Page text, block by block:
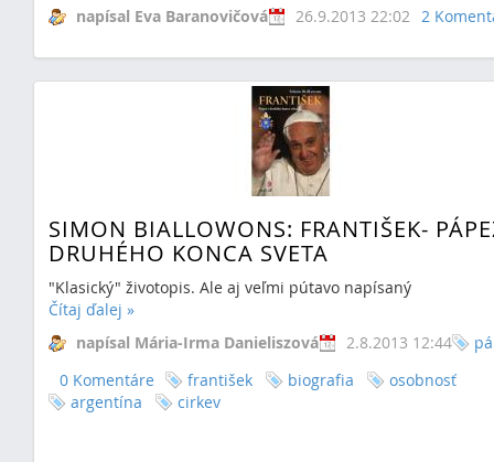
napísal Eva Baranovičová
26.9.2013 22:02 2
SIMON BIALLOWONS: FRANTIŠEK-
DRUHÉHO KONCA SVETA
"Klasický" životopis. Ale aj veľmi pútavo napísaný
Čítaj ďalej »
napísal Mária-Irma Danieliszová
2.8.2013 12:44
0 Komentáre
františek
biografia
osobnosť
argentína
cirkev